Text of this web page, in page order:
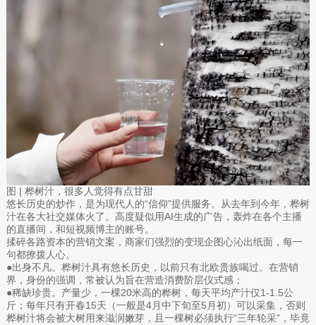
图 | 桦树汁，很多人觉得有点甘甜
悠长历史的炒作，是为现代人的“信仰”提供服务。从去年到今年，桦树
汁在各大社交媒体火了。高度疑似用AI生成的广告，轰炸在各个主播
的直播间，和短视频博主的账号。
揉碎各路资本的营销文案，商家们强烈的变现企图心沁出纸面，每一
句都撩拨人心。
●出身不凡。桦树汁具有悠长历史，以前只有北欧贵族喝过。在营销
界，身份的强调，常被认为旨在营造消费阶层仪式感；
●稀缺珍贵。产量少，一棵20米高的桦树，每天平均产汁仅1-1.5公
斤；每年只有开春15天（一般是4月中下旬至5月初）可以采集，否则
桦树汁将会被大树用来滋润嫩芽，且一棵树必须执行“三年轮采”，毕竟